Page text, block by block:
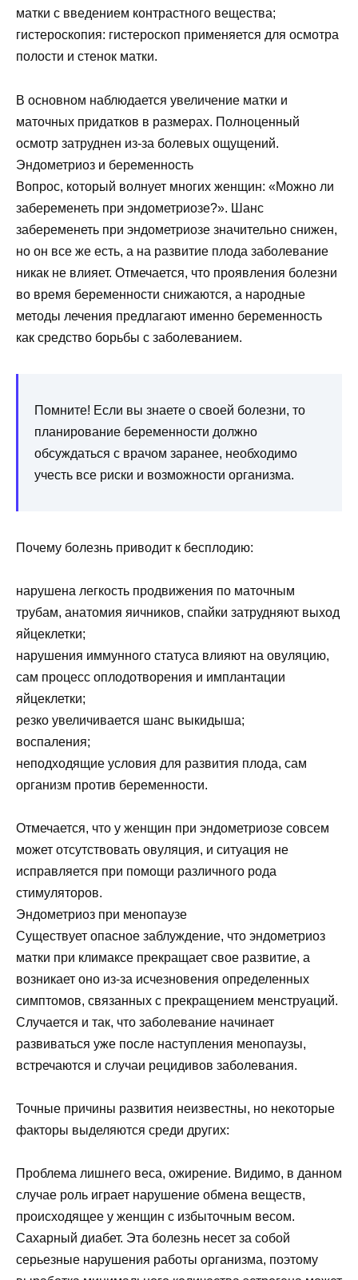
матки с введением контрастного вещества;
гистероскопия: гистероскоп применяется для осмотра
полости и стенок матки.
В основном наблюдается увеличение матки и
маточных придатков в размерах. Полноценный
осмотр затруднен из-за болевых ощущений.
Эндометриоз и беременность
Вопрос, который волнует многих женщин: «Можно ли
забеременеть при эндометриозе?». Шанс
забеременеть при эндометриозе значительно снижен,
но он все же есть, а на развитие плода заболевание
никак не влияет. Отмечается, что проявления болезни
во время беременности снижаются, а народные
методы лечения предлагают именно беременность
как средство борьбы с заболеванием.
Помните! Если вы знаете о своей болезни, то
планирование беременности должно
обсуждаться с врачом заранее, необходимо
учесть все риски и возможности организма.
Почему болезнь приводит к бесплодию:
нарушена легкость продвижения по маточным
трубам, анатомия яичников, спайки затрудняют выход
яйцеклетки;
нарушения иммунного статуса влияют на овуляцию,
сам процесс оплодотворения и имплантации
яйцеклетки;
резко увеличивается шанс выкидыша;
воспаления;
неподходящие условия для развития плода, сам
организм против беременности.
Отмечается, что у женщин при эндометриозе совсем
может отсутствовать овуляция, и ситуация не
исправляется при помощи различного рода
стимуляторов.
Эндометриоз при менопаузе
Существует опасное заблуждение, что эндометриоз
матки при климаксе прекращает свое развитие, а
возникает оно из-за исчезновения определенных
симптомов, связанных с прекращением менструаций.
Случается и так, что заболевание начинает
развиваться уже после наступления менопаузы,
встречаются и случаи рецидивов заболевания.
Точные причины развития неизвестны, но некоторые
факторы выделяются среди других:
Проблема лишнего веса, ожирение. Видимо, в данном
случае роль играет нарушение обмена веществ,
происходящее у женщин с избыточным весом.
Сахарный диабет. Эта болезнь несет за собой
серьезные нарушения работы организма, поэтому